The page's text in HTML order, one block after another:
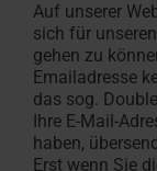
Auf unserer
sich für
gehen zu
Emailadresse
das sog.
Ihre E-Mail-
haben,
Erst wenn Sie